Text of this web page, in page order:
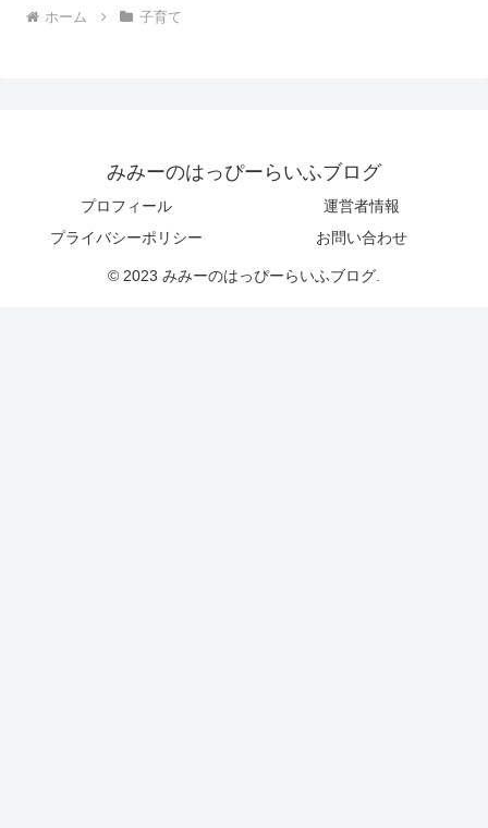
ホーム 子育て
みみーのはっぴーらいふブログ
プロフィール
運営者情報
プライバシーポリシー
お問い合わせ
© 2023 みみーのはっぴーらいふブログ.